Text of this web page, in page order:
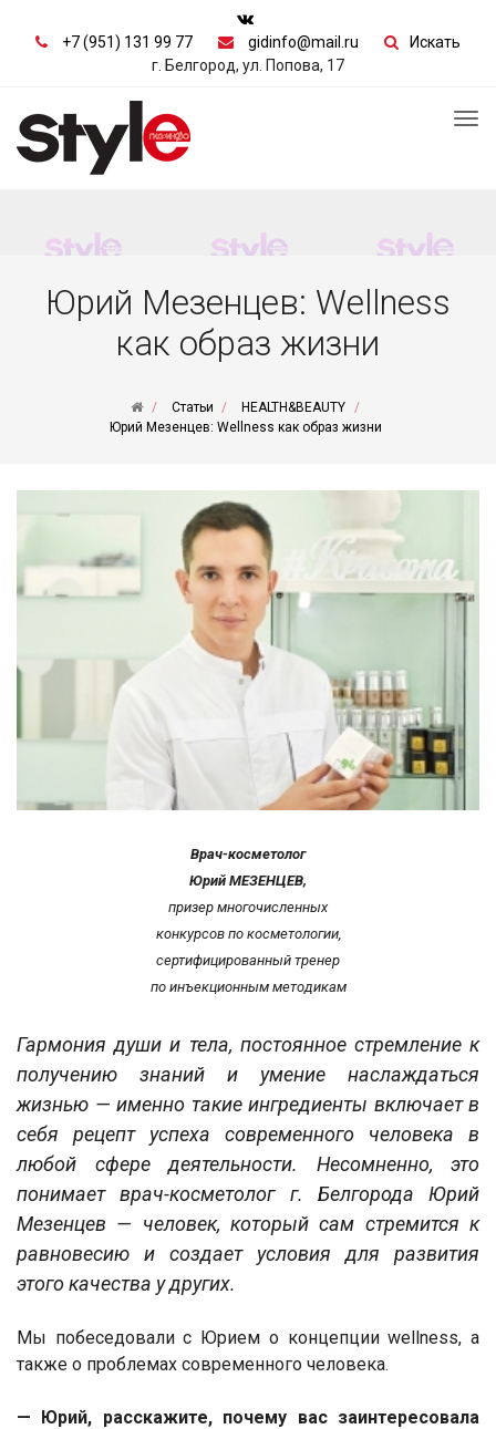
+7 (951) 131 99 77 gidinfo@mail.ru
Искать
г. Белгород, ул. Попова, 17
Юрий Мезенцев: Wellness
как образ жизни
Статьи
HEALTH&BEAUTY
Юрий Мезенцев: Wellness как образ жизни
Врач-косметолог
Юрий МЕЗЕНЦЕВ,
призер многочисленных
конкурсов по косметологии,
сертифицированный тренер
по инъекционным методикам
Гармония души и тела, постоянное стремление к
получению знаний и умение наслаждаться
жизнью — именно такие ингредиенты включает в
себя рецепт успеха современного человека в
любой сфере деятельности. Несомненно, это
понимает врач-косметолог г. Белгорода Юрий
Мезенцев — человек, который сам стремится к
равновесию и создает условия для развития
этого качества у других.
Мы побеседовали с Юрием о концепции wellness, а
также о проблемах современного человека.
— Юрий, расскажите, почему вас заинтересовала